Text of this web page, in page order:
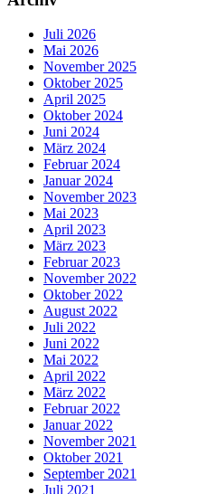
Juli 2026
Mai 2026
November 2025
Oktober 2025
April 2025
Oktober 2024
Juni 2024
März 2024
Februar 2024
Januar 2024
November 2023
Mai 2023
April 2023
März 2023
Februar 2023
November 2022
Oktober 2022
August 2022
Juli 2022
Juni 2022
Mai 2022
April 2022
März 2022
Februar 2022
Januar 2022
November 2021
Oktober 2021
September 2021
Juli 2021